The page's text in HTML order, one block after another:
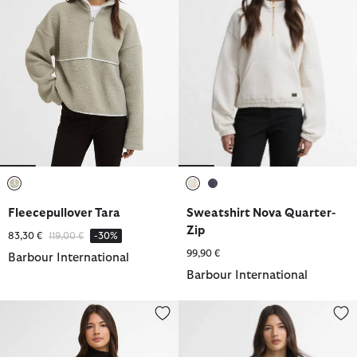
Fleecepullover Tara
83,30 € Reduziert von
119,00 €bis-30%
Barbour International
Sweatshirt Nova Quarter-
Zip
99,90 €
Barbour International
Blousonjacke Katya Sweatshirt Niamh Logo